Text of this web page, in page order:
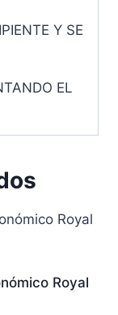
Y SE
EL
Royal